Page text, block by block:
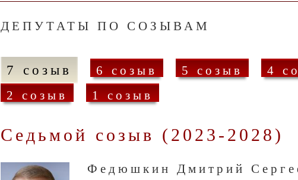
ДЕПУТАТЫ ПО СОЗЫВАМ
7 созыв 6 созыв 5 созыв 4
2 созыв
1 созыв
Седьмой созыв (2023-2028)
Федюшкин Дмитрий